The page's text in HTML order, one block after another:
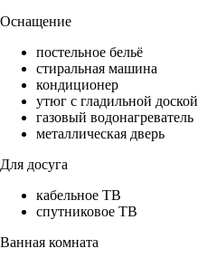
Оснащение
постельное бельё
стиральная машина
кондиционер
утюг с гладильной доской
газовый водонагреватель
металлическая дверь
Для досуга
кабельное ТВ
спутниковое ТВ
Ванная комната